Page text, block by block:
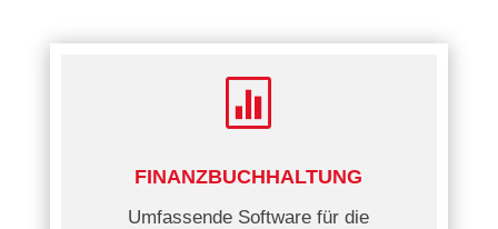

FINANZBUCHHALTUNG
Umfassende Software für die